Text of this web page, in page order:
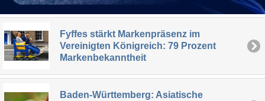
Fyffes stärkt Markenpräsenz im
Vereinigten Königreich: 79 Prozent
Markenbekanntheit
Baden-Württemberg: Asiatische